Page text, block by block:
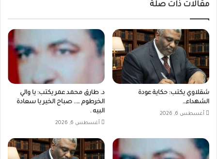
مقالات ذات صلة
شقلاوي يكتب: حكاية عودة
الشهداء…
أغسطس 6, 2026
د. طارق محمد عمر يكتب: يا والي
الخرطوم ….. صباح الخير يا سعادة
البيه .
أغسطس 6, 2026